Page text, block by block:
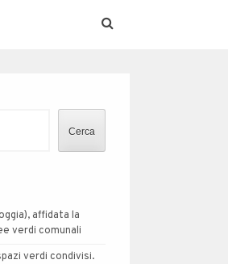
Cerca
affidata la
verdi comunali
verdi condivisi.